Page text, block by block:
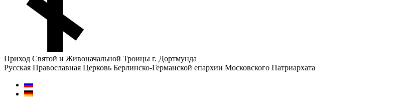
Приход Святой и Живоначальной Троицы г. Дортмунда
Русская Православная Церковь Берлинско-Германской епархии Московского Патриархата